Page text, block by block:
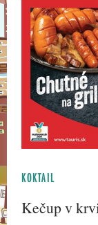
KOKTAIL
Kečup v